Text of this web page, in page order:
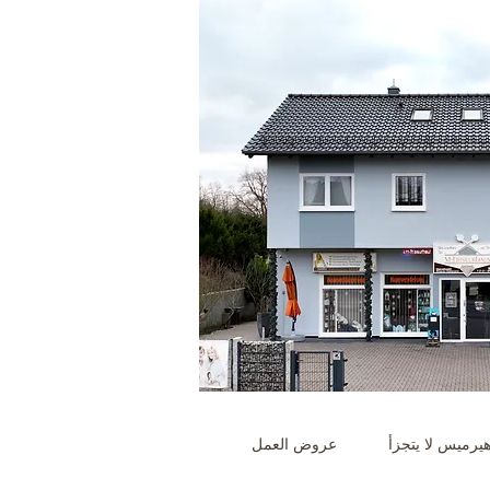
عروض العمل لا يتجزأ